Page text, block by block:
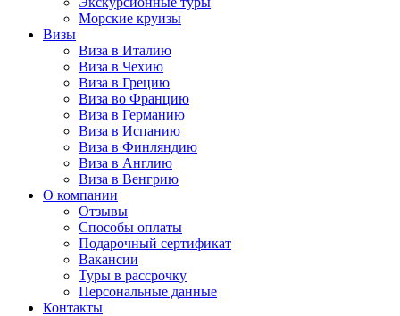
Морские круизы
Визы
Виза в Италию
Виза в Чехию
Виза в Грецию
Виза во Францию
Виза в Германию
Виза в Испанию
Виза в Финляндию
Виза в Англию
Виза в Венгрию
О компании
Отзывы
Способы оплаты
Подарочный сертификат
Вакансии
Туры в рассрочку
Персональные данные
Контакты